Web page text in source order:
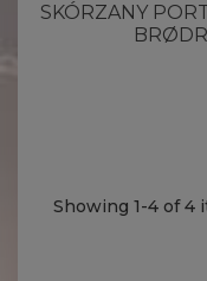
SKÓRZANY
Showing 1-4 of 4